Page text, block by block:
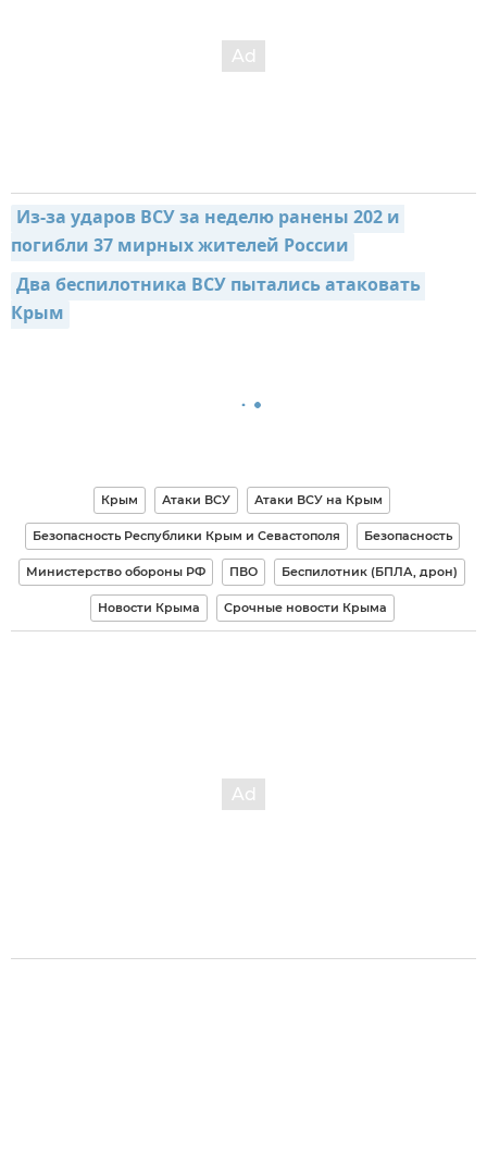
Из-за ударов ВСУ за неделю ранены 202 и
погибли 37 мирных жителей России
Два беспилотника ВСУ пытались атаковать
Крым
Крым Атаки ВСУ Атаки ВСУ на Крым
Безопасность Республики Крым и Севастополя Безопасность
Министерство обороны РФ ПВО Беспилотник (БПЛА, дрон)
Новости Крыма Срочные новости Крыма